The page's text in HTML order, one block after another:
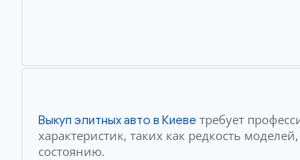
Выкуп элитных авто в Киеветребует
характеристик, таких как редкость
состоянию.